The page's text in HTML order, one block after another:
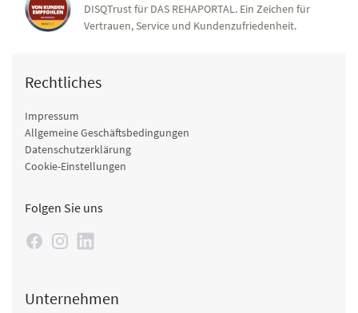
DISQTrust für DAS REHAPORTAL. Ein Zeichen für
Vertrauen, Service und Kundenzufriedenheit.
Rechtliches
Impressum
Allgemeine Geschäftsbedingungen
Datenschutzerklärung
Cookie-Einstellungen
Folgen Sie uns
Unternehmen